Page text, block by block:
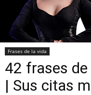
Frases de la vida
42 frases
| Sus citas